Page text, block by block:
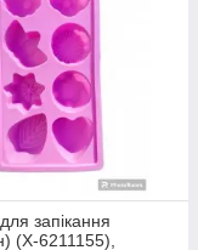
запікання
(X-6211155),